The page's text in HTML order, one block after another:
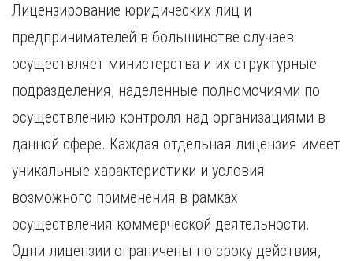
Лицензирование юридических лиц и
предпринимателей в большинстве случаев
осуществляет министерства и их структурные
подразделения, наделенные полномочиями по
осуществлению контроля над организациями в
данной сфере. Каждая отдельная лицензия имеет
уникальные характеристики и условия
возможного применения в рамках
осуществления коммерческой деятельности.
Одни лицензии ограничены по сроку действия,